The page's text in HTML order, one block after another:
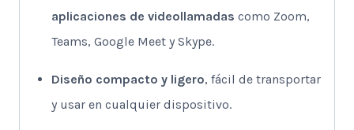
aplicaciones de videollamadas como Zoom,
Teams, Google Meet y Skype.
Diseño compacto y ligero, fácil de transportar
y usar en cualquier dispositivo.